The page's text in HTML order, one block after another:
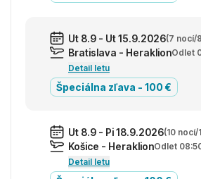
Ut 8.9 - Ut 15.9.2026(7 nocí/
Bratislava - HeraklionOdlet
Detail letu
Špeciálna zľava - 100 €
Ut 8.9 - Pi 18.9.2026(10 nocí/
Košice - HeraklionOdlet
Detail letu